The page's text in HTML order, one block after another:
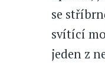
se
svítící
jeden z